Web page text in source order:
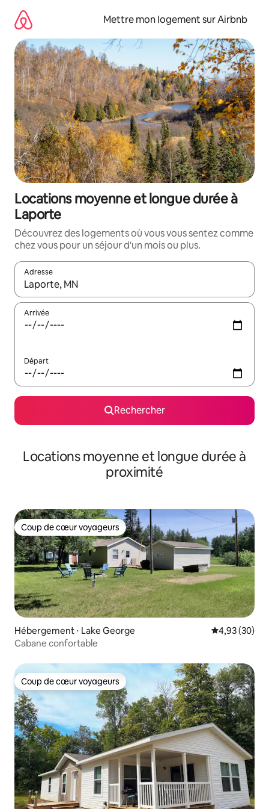
directement
contenu
Mettre mon logement sur Airbnb
Locations moyenne et longue durée à
Laporte
Découvrez des logements où vous vous sentez comme
chez vous pour un séjour d'un mois ou plus.
Adresse
Lorsque les résultats s'affichent, utilisez les flèches vers le
Arrivée
Départ
Rechercher
Locations moyenne et longue durée à
proximité
Coup de cœur voyageurs
Coup de cœur voyageurs
Hébergement ⋅ Lake George Évaluation
4,93 (30)
Cabane confortable
Coup de cœur voyageurs
Coup de cœur voyageurs